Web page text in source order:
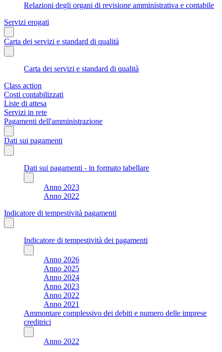
Relazioni degli organi di revisione amministrativa e contabile
Servizi erogati
Carta dei servizi e standard di qualità
Carta dei servizi e standard di qualità
Class action
Costi contabilizzati
Liste di attesa
Servizi in rete
Pagamenti dell'amministrazione
Dati sui pagamenti
Dati sui pagamenti - in formato tabellare
Anno 2023
Anno 2022
Indicatore di tempestività pagamenti
Indicatore di tempestività dei pagamenti
Anno 2026
Anno 2025
Anno 2024
Anno 2023
Anno 2022
Anno 2021
Ammontare complessivo dei debiti e numero delle imprese
creditrici
Anno 2022